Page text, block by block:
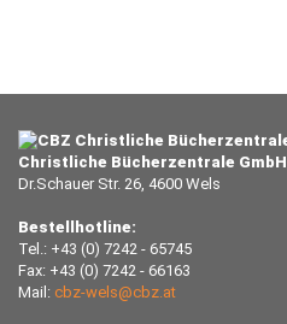
Christliche Bücherzentrale GmbH
Dr.Schauer Str. 26, 4600 Wels
Bestellhotline:
Tel.: +43 (0) 7242 - 65745
Fax: +43 (0) 7242 - 66163
Mail: cbz-wels@cbz.at